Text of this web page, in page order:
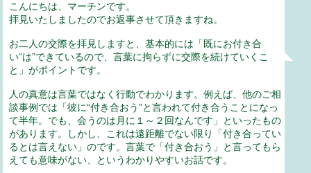
こんにちは、マーチンです。
拝見いたしましたのでお返事させて頂きますね。
お二人の交際を拝見しますと、基本的には「既にお付き合
い“は”できているので、言葉に拘らずに交際を続けていくこ
と」がポイントです。
人の真意は言葉ではなく行動でわかります。例えば、他のご相
談事例では「彼に“付き合おう”と言われて付き合うことになっ
て半年。でも、会うのは月に１～２回なんです」といったもの
があります。しかし、これは遠距離でない限り「付き合ってい
るとは言えない」のです。言葉で「付き合おう」と言ってもら
えても意味がない、というわかりやすいお話です。